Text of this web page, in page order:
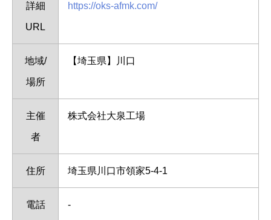
詳細
URL
https://oks-afmk.com/
地域/
場所
【埼玉県】川口
主催
者
株式会社大泉工場
住所 埼玉県川口市領家5-4-1
電話 -